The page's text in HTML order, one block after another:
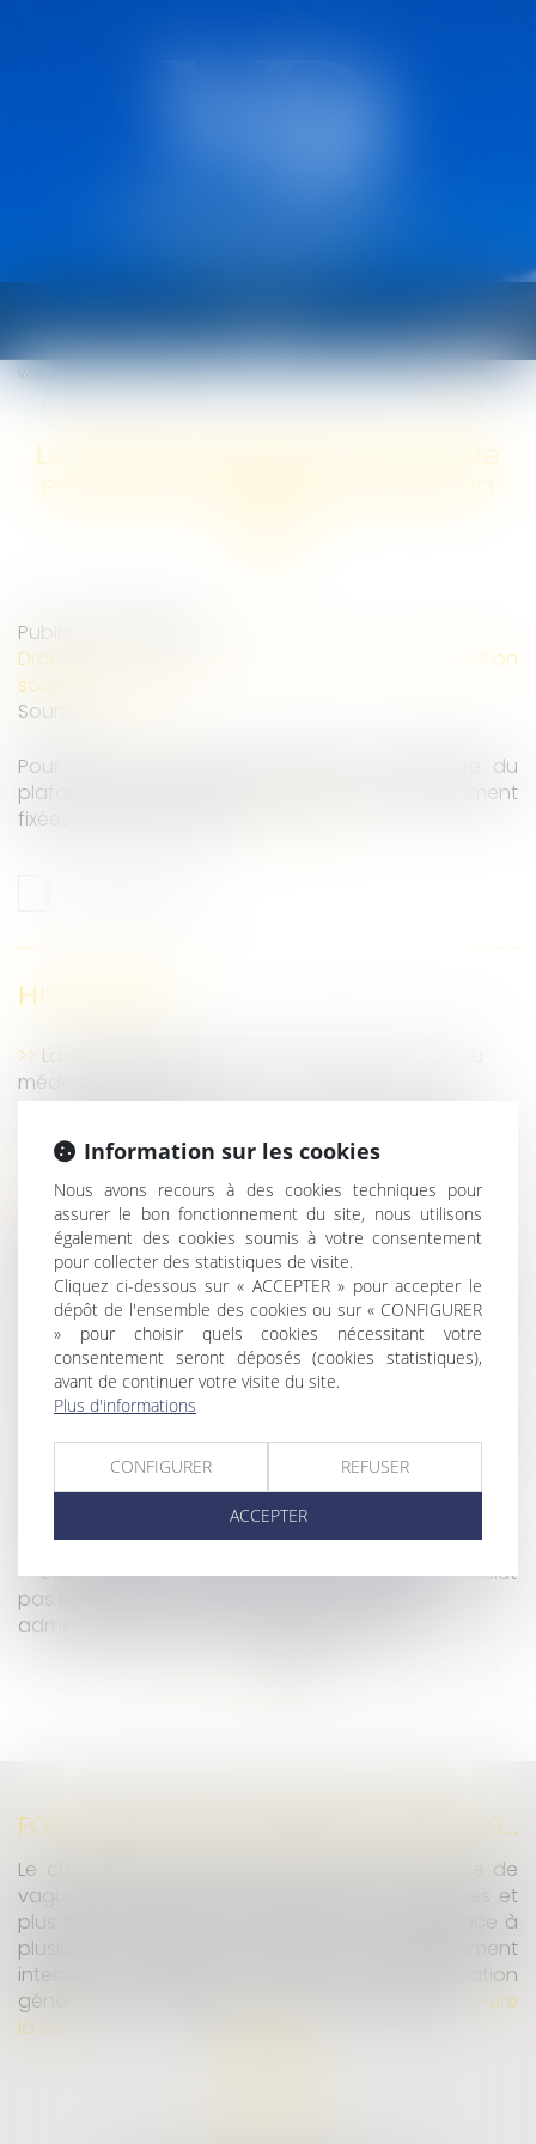
Ouvrir
le
menu
Vous êtes ici :Accueil
Le plafond de la sécurité sociale
est porté à 3 864 € par mois en
Publié le :
Droit du travail - Salariés
Droit de la protection
sociale
Source :
Pour 2024, les valeurs mensuelle et journalière du
plafond de la sécurité sociale sont respectivement
fixées à 3 864 € et 213 €...
HISTORIQUE
La décision du juge doit se substituer à l’avis du
médecin du travail
mortels : lancement d’une campagne d’information
Le plafond de la sécurité sociale est porté à 3 864
€ par mois en 2024
Pas de délai de carence entre un contrat de
mission et un CDD de surcroît successifs avec un
même salarié
Exclusion des salariés temporaire du versement de
la prime exceptionnelle de pouvoir d’achat
Punaises de lit au travail : attention à votre
obligation de prévention !
Dénonciation de harcèlement, licenciement et
RÉFÉRENT SANTÉ ET SÉCURITÉ DE L’ENTREPRISE
L’allégation de fraude dans la candidature n’exclut
pas le respect de la procédure d’autorisation
administrative en vue d’un licenciement
<< >
FORTES CHALEURS : MESURES DE PRÉVENTION ET ACTIONS DE L'INSPECTION DU TRAVAIL
Le changement climatique entraine la survenue de
vagues de chaleur plus fréquentes, plus longues et
plus intenses. Depuis la fin mai, la France fait face à
plusieurs épisodes caniculaires particulièrement
intenses, qui constituent un risque pour la population
générale, mais également pour les travailleurs...
Lire
la suite
Information sur les cookies
Nous avons recours à des cookies techniques pour
assurer le bon fonctionnement du site, nous utilisons
également des cookies soumis à votre consentement
pour collecter des statistiques de visite.
Cliquez ci-dessous sur « ACCEPTER » pour accepter le
dépôt de l'ensemble des cookies ou sur « CONFIGURER
» pour choisir quels cookies nécessitant votre
consentement seront déposés (cookies statistiques),
avant de continuer votre visite du site.
Plus d'informations
CONFIGURER REFUSER
ACCEPTER